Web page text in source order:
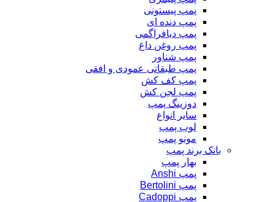
پمپ پیستونی
پمپ دنده ای
پمپ دیافراگمی
پمپ روغن داغ
پمپ شناور
پمپ طبقاتی عمودی و افقی
پمپ کف کش
پمپ لجن کش
دوزینگ پمپ
سایر انواع
لوب پمپ
مونو پمپ
بانک برند پمپ
بهار پمپ
پمپ Anshi
پمپ Bertolini
پمپ Cadoppi